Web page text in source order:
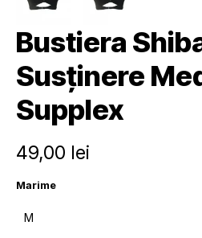
Bustiera
Susținere
Supplex
49,00 lei
Marime